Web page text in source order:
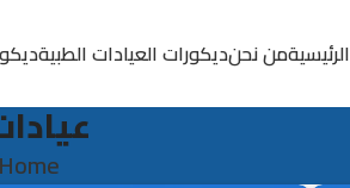
الرئيسيةمن نحنديكورات العيادات الطبية
Home